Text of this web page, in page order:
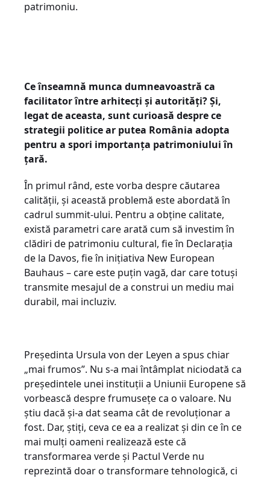
patrimoniu.
Ce înseamnă munca dumneavoastră ca
facilitator între arhitecți și autorități? Și,
legat de aceasta, sunt curioasă despre ce
strategii politice ar putea România adopta
pentru a spori importanța patrimoniului în
țară.
În primul rând, este vorba despre căutarea
calității, și această problemă este abordată în
cadrul summit-ului. Pentru a obține calitate,
există parametri care arată cum să investim în
clădiri de patrimoniu cultural, fie în Declarația
de la Davos, fie în inițiativa New European
Bauhaus – care este puțin vagă, dar care totuși
transmite mesajul de a construi un mediu mai
durabil, mai incluziv.
Președinta Ursula von der Leyen a spus chiar
„mai frumos”. Nu s-a mai întâmplat niciodată ca
președintele unei instituții a Uniunii Europene să
vorbească despre frumusețe ca o valoare. Nu
știu dacă și-a dat seama cât de revoluționar a
fost. Dar, știți, ceva ce ea a realizat și din ce în ce
mai mulți oameni realizează este că
transformarea verde și Pactul Verde nu
reprezintă doar o transformare tehnologică, ci